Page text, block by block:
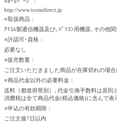
http://www.icomdirect.jp
■取扱商品：
ｱｲｺﾑ製通信機器及び､ﾊﾟｿｺﾝ用機器､その他
■許認可･資格：
必要なし
■販売数量：
ご注文いただきました商品が在庫切れの場
■商品代金以外の必要料金：
送料（都道府県別）､代金引換手数料は原則
消費税は全て商品代金(税込価格)に含んで表
■申込の有効期限：
ご注文後7日以内